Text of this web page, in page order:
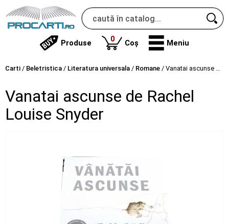
Produse 0produse
Coș Meniu
Carti / Beletristica / Literatura universala / Romane / Vanatai ascunse de Rachel Louise Snyder
Vanatai ascunse de Rachel
Louise Snyder